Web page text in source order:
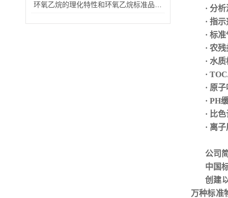
· 分
· 指
· 标准
· 农
· 水
·
· 原
· PH
· 比
· 离
公司
中国
创建
万种标准